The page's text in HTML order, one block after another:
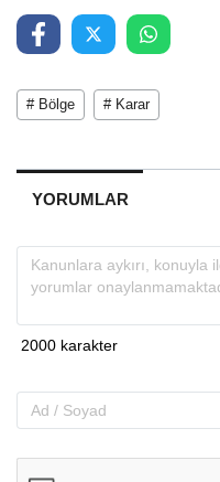
# Bölge # Karar
YORUMLAR